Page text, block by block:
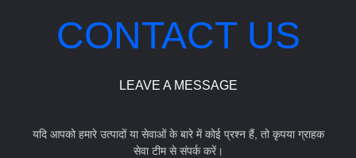
CONTACT US
LEAVE A MESSAGE
यदि आपको हमारे उत्पादों या सेवाओं के बारे में कोई प्रश्न हैं, तो कृपया ग्राहक
सेवा टीम से संपर्क करें।